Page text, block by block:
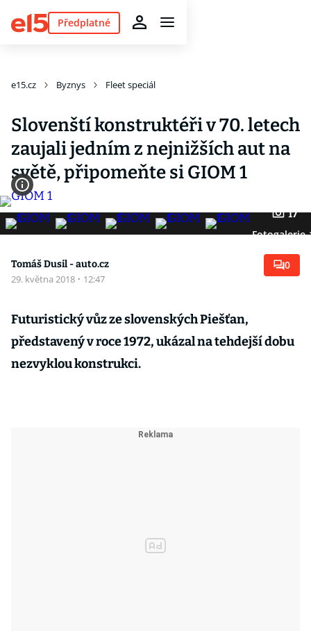
Předplatné
e15.cz Byznys Fleet speciál
Slovenští konstruktéři v 70. letech
zaujali jedním z nejnižších aut na
světě, připomeňte si GIOM 1
17
Fotogalerie
Tomáš Dusil - auto.cz
29. května 2018 · 12:47
0
Futuristický vůz ze slovenských Piešťan,
představený v roce 1972, ukázal na tehdejší dobu
nezvyklou konstrukci.